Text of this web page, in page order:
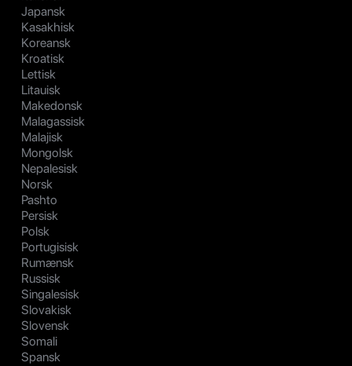
Japansk
Kasakhisk
Koreansk
Kroatisk
Lettisk
Litauisk
Makedonsk
Malagassisk
Malajisk
Mongolsk
Nepalesisk
Norsk
Pashto
Persisk
Polsk
Portugisisk
Rumænsk
Russisk
Singalesisk
Slovakisk
Slovensk
Somali
Spansk